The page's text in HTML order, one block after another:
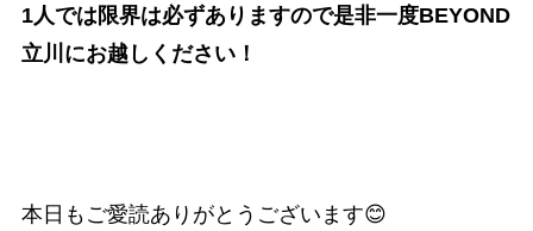
1人では限界は必ずありますので是非一度BEYOND
立川にお越しください！
本日もご愛読ありがとうございます😊